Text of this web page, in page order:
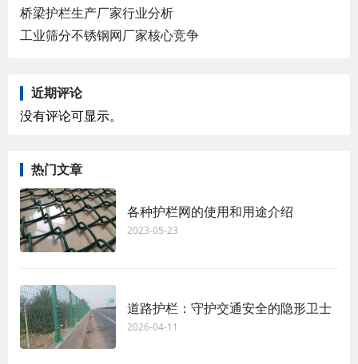
桥梁护栏生产厂家行业分析
工业筛分不锈钢网厂家核心竞争
近期评论
没有评论可显示。
热门文章
各种护栏网的使用和用途介绍
2023-05-23
道路护栏：守护交通安全的隐形卫士
2026-04-11